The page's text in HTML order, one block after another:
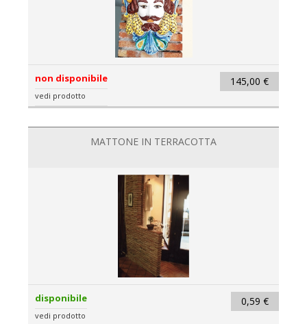
145,00 €
non disponibile
vedi prodotto
MATTONE IN TERRACOTTA
0,59 €
disponibile
vedi prodotto